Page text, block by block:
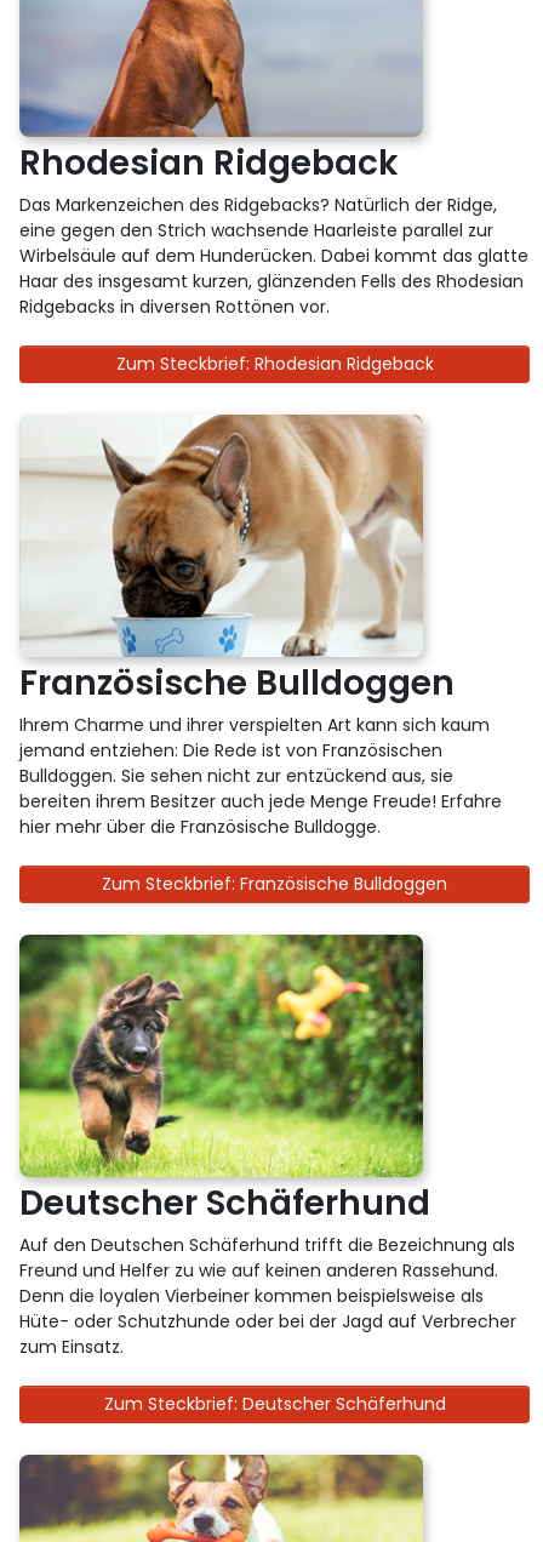
Rhodesian Ridgeback
Das Markenzeichen des Ridgebacks? Natürlich der Ridge,
eine gegen den Strich wachsende Haarleiste parallel zur
Wirbelsäule auf dem Hunderücken. Dabei kommt das glatte
Haar des insgesamt kurzen, glänzenden Fells des Rhodesian
Ridgebacks in diversen Rottönen vor.
Zum Steckbrief: Rhodesian Ridgeback
Französische Bulldoggen
Ihrem Charme und ihrer verspielten Art kann sich kaum
jemand entziehen: Die Rede ist von Französischen
Bulldoggen. Sie sehen nicht zur entzückend aus, sie
bereiten ihrem Besitzer auch jede Menge Freude! Erfahre
hier mehr über die Französische Bulldogge.
Zum Steckbrief: Französische Bulldoggen
Deutscher Schäferhund
Auf den Deutschen Schäferhund trifft die Bezeichnung als
Freund und Helfer zu wie auf keinen anderen Rassehund.
Denn die loyalen Vierbeiner kommen beispielsweise als
Hüte- oder Schutzhunde oder bei der Jagd auf Verbrecher
zum Einsatz.
Zum Steckbrief: Deutscher Schäferhund